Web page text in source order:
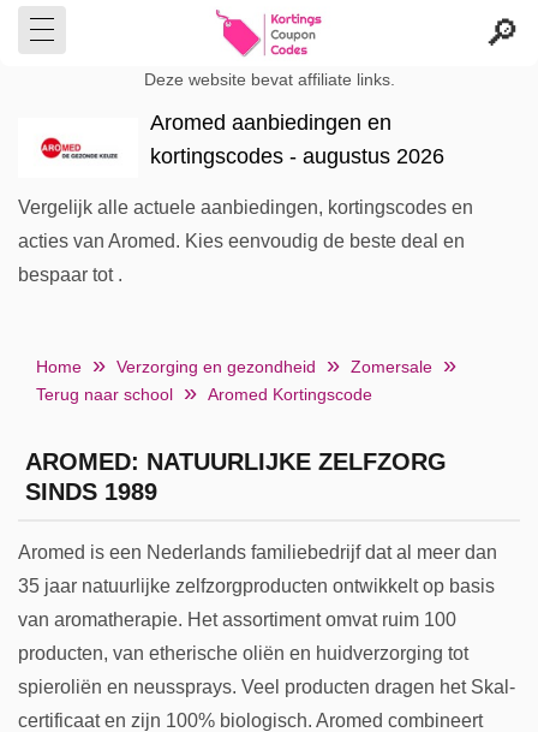
Deze website bevat affiliate links.
Aromed aanbiedingen en
kortingscodes - augustus 2026
Vergelijk alle actuele aanbiedingen, kortingscodes en
acties van Aromed. Kies eenvoudig de beste deal en
bespaar tot .
Home Verzorging en gezondheid
Zomersale
Terug naar school
Aromed Kortingscode
AROMED: NATUURLIJKE ZELFZORG
SINDS 1989
Aromed is een Nederlands familiebedrijf dat al meer dan
35 jaar natuurlijke zelfzorgproducten ontwikkelt op basis
van aromatherapie. Het assortiment omvat ruim 100
producten, van etherische oliën en huidverzorging tot
spieroliën en neussprays. Veel producten dragen het Skal-
certificaat en zijn 100% biologisch. Aromed combineert